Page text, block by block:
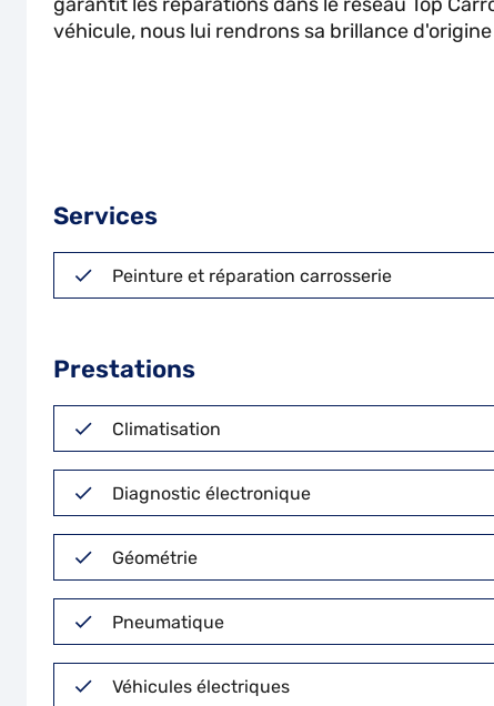
véhicule, nous lui rendrons sa brillance d'origine
Services
Peinture et réparation carrosserie
Prestations
Climatisation
Diagnostic électronique
Géométrie
Pneumatique
Véhicules électriques